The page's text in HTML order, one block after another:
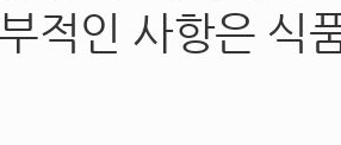
적인 사항은 식